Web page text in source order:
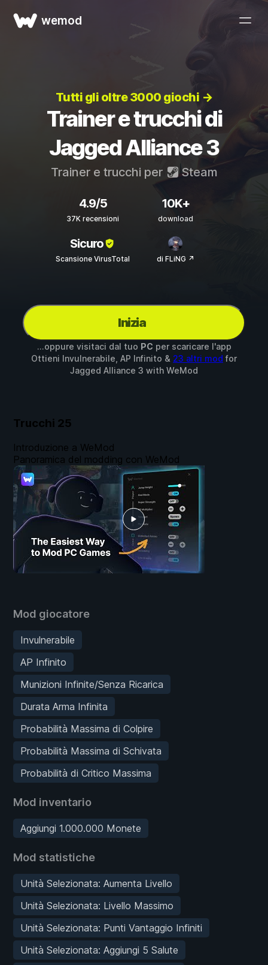
wemod
Tutti gli oltre 3000 giochi →
Trainer e trucchi di
Jagged Alliance 3
Trainer e trucchi per Steam
4.9/5
37K recensioni
10K+
download
Sicuro
Scansione VirusTotal di FLiNG ↗
Inizia
...oppure visitaci dal tuo PC per scaricare l'app
Ottieni Invulnerabile, AP Infinito & 23 altri mod for
Jagged Alliance 3 with WeMod
Trucchi 25
Mod giocatore
Invulnerabile
AP Infinito
Munizioni Infinite/Senza Ricarica
Durata Arma Infinita
Probabilità Massima di Colpire
Probabilità Massima di Schivata
Probabilità di Critico Massima
Mod inventario
Aggiungi 1.000.000 Monete
Mod statistiche
Unità Selezionata: Aumenta Livello
Unità Selezionata: Livello Massimo
Unità Selezionata: Punti Vantaggio Infiniti
Unità Selezionata: Aggiungi 5 Salute
Introduzione a WeMod
Panoramica del modding con WeMod